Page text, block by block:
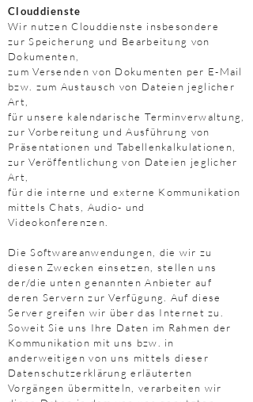
Clouddienste
Wir nutzen Clouddienste insbesondere
zur Speicherung und Bearbeitung von
Dokumenten,
zum Versenden von Dokumenten per E-Mail
bzw. zum Austausch von Dateien jeglicher
Art,
für unsere kalendarische Terminverwaltung,
zur Vorbereitung und Ausführung von
Präsentationen und Tabellenkalkulationen,
zur Veröffentlichung von Dateien jeglicher
Art,
für die interne und externe Kommunikation
mittels Chats, Audio- und
Videokonferenzen.
Die Softwareanwendungen, die wir zu
diesen Zwecken einsetzen, stellen uns
der/die unten genannten Anbieter auf
deren Servern zur Verfügung. Auf diese
Server greifen wir über das Internet zu.
Soweit Sie uns Ihre Daten im Rahmen der
Kommunikation mit uns bzw. in
anderweitigen von uns mittels dieser
Datenschutzerklärung erläuterten
Vorgängen übermitteln, verarbeiten wir